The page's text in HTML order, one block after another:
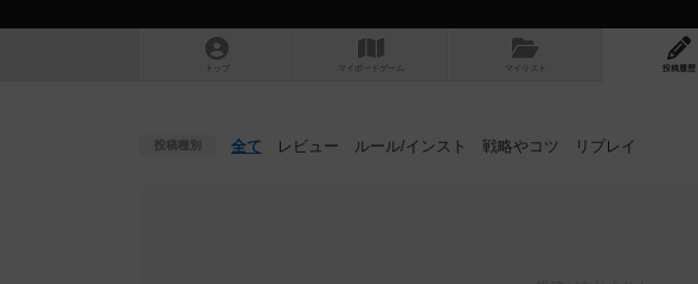
トップ マイボードゲーム マイリスト 投稿履歴
投稿種別 全て レビュー ルール/インスト 戦略やコツ リプレイ